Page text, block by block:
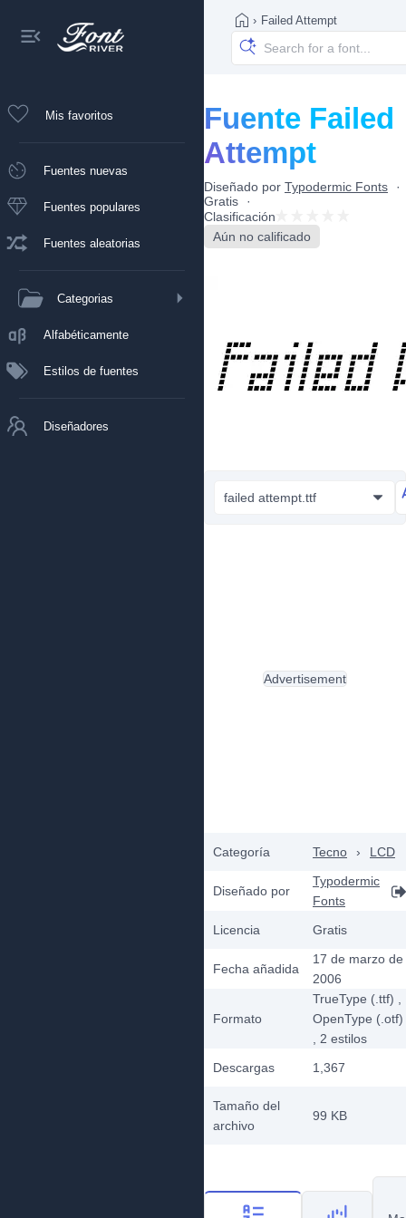
Mis favoritos
Fuentes nuevas
Fuentes populares
Fuentes aleatorias
Categorias
Alfabéticamente
Estilos de fuentes
Diseñadores
› Failed Attempt
Fuente Failed
Attempt
Diseñado por Typodermic Fonts
Gratis
Clasificación
Aún no calificado
failed attempt.ttf
Categoría Tecno › LCD
Diseñado por
Typodermic
Fonts
Licencia
Gratis
Fecha añadida
17 de marzo de
2006
Formato
TrueType (.ttf)
OpenType (.otf)
, 2 estilos
Descargas
1,367
Tamaño del
archivo
99 KB
Advertisement